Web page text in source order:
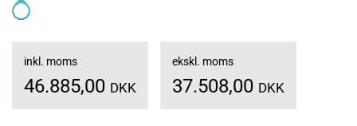
inkl. moms
46.885,00 DKK
ekskl. moms
37.508,00 DKK